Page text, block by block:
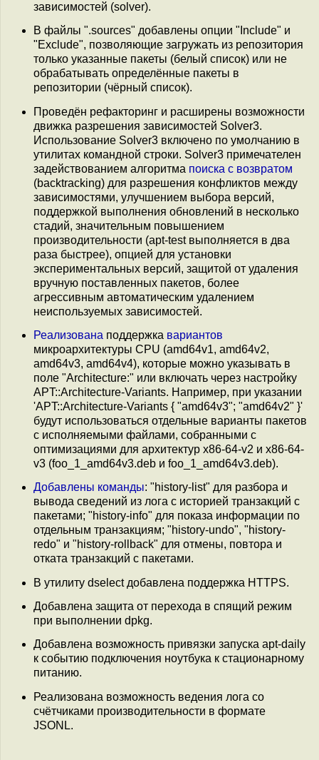
зависимостей (solver).
В файлы ".sources" добавлены опции "Include" и
"Exclude", позволяющие загружать из репозитория
только указанные пакеты (белый список) или не
обрабатывать определённые пакеты в
репозитории (чёрный список).
Проведён рефакторинг и расширены возможности
движка разрешения зависимостей Solver3.
Использование Solver3 включено по умолчанию в
утилитах командной строки. Solver3 примечателен
задействованием алгоритма поиска с возвратом
(backtracking) для разрешения конфликтов между
зависимостями, улучшением выбора версий,
поддержкой выполнения обновлений в несколько
стадий, значительным повышением
производительности (apt-test выполняется в два
раза быстрее), опцией для установки
экспериментальных версий, защитой от удаления
вручную поставленных пакетов, более
агрессивным автоматическим удалением
неиспользуемых зависимостей.
Реализована поддержка вариантов
микроархитектуры CPU (amd64v1, amd64v2,
amd64v3, amd64v4), которые можно указывать в
поле "Architecture:" или включать через настройку
APT::Architecture-Variants. Например, при указании
'APT::Architecture-Variants { "amd64v3"; "amd64v2" }'
будут использоваться отдельные варианты пакетов
с исполняемыми файлами, собранными с
оптимизациями для архитектур x86-64-v2 и x86-64-
v3 (foo_1_amd64v3.deb и foo_1_amd64v3.deb).
Добавлены команды: "history-list" для разбора и
вывода сведений из лога с историей транзакций с
пакетами; "history-info" для показа информации по
отдельным транзакциям; "history-undo", "history-
redo" и "history-rollback" для отмены, повтора и
отката транзакций с пакетами.
В утилиту dselect добавлена поддержка HTTPS.
Добавлена защита от перехода в спящий режим
при выполнении dpkg.
Добавлена возможность привязки запуска apt-daily
к событию подключения ноутбука к стационарному
питанию.
Реализована возможность ведения лога со
счётчиками производительности в формате
JSONL.